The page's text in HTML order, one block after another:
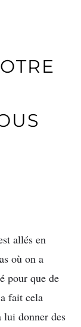
allés en
où on a
pour que de
fait cela
lui donner des